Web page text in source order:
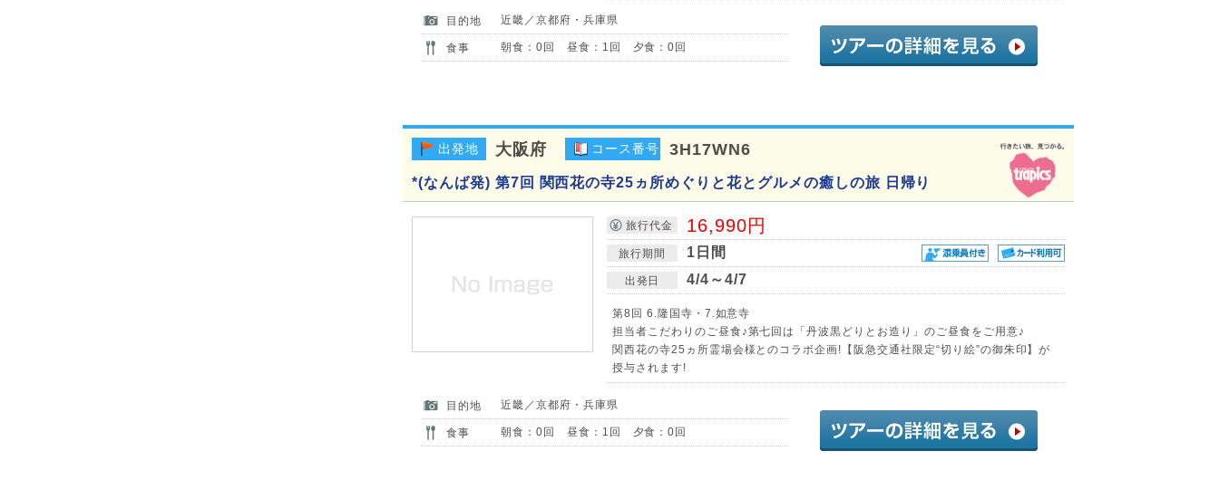
目的地 近畿／京都府・兵庫県
食事 朝食：0回 昼食：1回 夕食：0回
出発地 大阪府 コース番号 3H17WN6
*(なんば発) 第7回 関西花の寺25ヵ所めぐりと花とグルメの癒しの旅 日帰り
旅行代金 16,990円
旅行期間 1日間
出発日 4/4～4/7
第8回 6.隆国寺・7.如意寺
担当者こだわりのご昼食♪第七回は「丹波黒どりとお造り」のご昼食をご用意♪
関西花の寺25ヵ所霊場会様とのコラボ企画!【阪急交通社限定“切り絵”の御朱印】が
授与されます!
目的地 近畿／京都府・兵庫県
食事 朝食：0回 昼食：1回 夕食：0回